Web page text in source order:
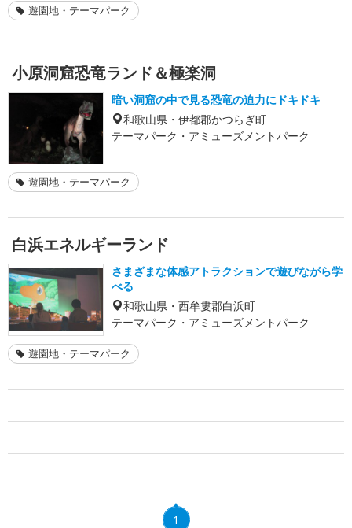
遊園地・テーマパーク
小原洞窟恐竜ランド＆極楽洞
暗い洞窟の中で見る恐竜の迫力にドキドキ
和歌山県・伊都郡かつらぎ町
テーマパーク・アミューズメントパーク
遊園地・テーマパーク
白浜エネルギーランド
さまざまな体感アトラクションで遊びながら学
べる
和歌山県・西牟婁郡白浜町
テーマパーク・アミューズメントパーク
遊園地・テーマパーク
1